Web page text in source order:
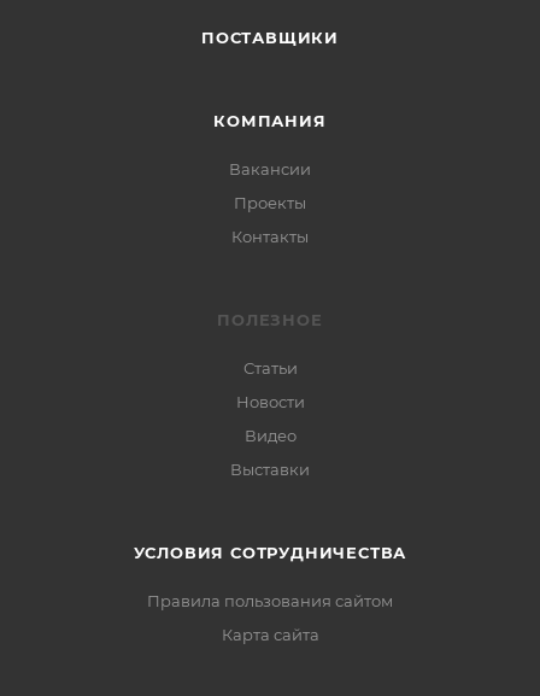
ПОСТАВЩИКИ
КОМПАНИЯ
Вакансии
Проекты
Контакты
ПОЛЕЗНОЕ
Статьи
Новости
Видео
Выставки
УСЛОВИЯ СОТРУДНИЧЕСТВА
Правила пользования сайтом
Карта сайта